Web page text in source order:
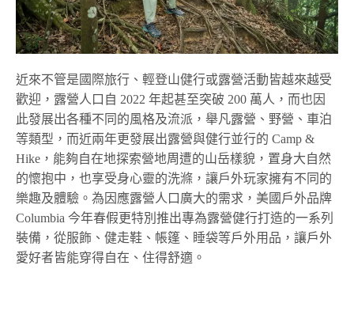
近來不管是國際旅行、輕登山健行或露營活動皆越來越受
歡迎，露營人口自 2022 年起甚至突破 200 萬人，而也因
此發展出各種不同的風格及流派，舉凡露營、野營、車泊
等類型，而近兩年更發展出露營與健行並行的 Camp &
Hike，能夠自在地探索營地周遭的山岳樣貌，置身大自然
的懷抱中，也享受身心靈的洗滌，讓戶外玩家擁有不同的
樂趣及體驗。為因應露營人口廣大的需求，美國戶外品牌
Columbia 今年春假更特別推出專為露營健行打造的一系列
裝備，從服飾、健走鞋、帳篷、睡袋等戶外用品，讓戶外
愛好者皆能穿得自在、住得舒適。